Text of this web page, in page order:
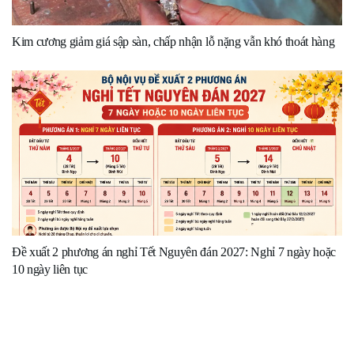
Kim cương giảm giá sập sàn, chấp nhận lỗ nặng vẫn khó thoát hàng
Đề xuất 2 phương án nghỉ Tết Nguyên đán 2027: Nghỉ 7 ngày hoặc
10 ngày liên tục